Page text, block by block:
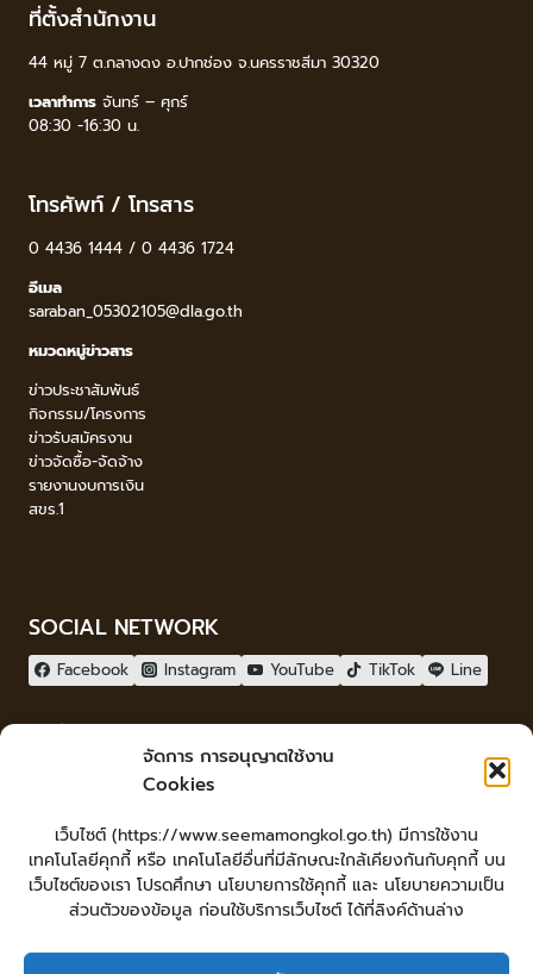
จัดการ การอนุญาตใช้งาน
Cookies
เว็บไซต์ (https://www.seemamongkol.go.th) มีการใช้งาน
เทคโนโลยีคุกกี้ หรือ เทคโนโลยีอื่นที่มีลักษณะใกล้เคียงกันกับคุกกี้ บน
เว็บไซต์ของเรา โปรดศึกษา นโยบายการใช้คุกกี้ และ นโยบายความเป็น
ส่วนตัวของข้อมูล ก่อนใช้บริการเว็บไซต์ ได้ที่ลิงค์ด้านล่าง
ที่ตั้งสำนักงาน
44 หมู่ 7 ต.กลางดง อ.ปากช่อง จ.นครราชสีมา 30320
เวลาทำการ จันทร์ – ศุกร์
08:30 -16:30 น.
โทรศัพท์ / โทรสาร
0 4436 1444 / 0 4436 1724
อีเมล
saraban_05302105@dla.go.th
หมวดหมู่ข่าวสาร
ข่าวประชาสัมพันธ์
กิจกรรม/โครงการ
ข่าวรับสมัครงาน
ข่าวจัดซื้อ-จัดจ้าง
รายงานงบการเงิน
สขร.1
SOCIAL NETWORK
Facebook Instagram YouTube TikTok Line
LopburiWebdesign.com
Login
เข้าสู่ระบบ